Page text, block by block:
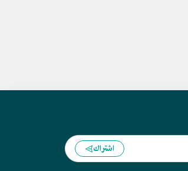
اشتراك